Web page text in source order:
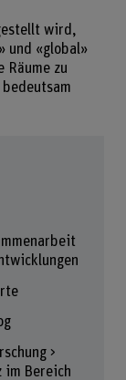
wird,
und «global»
Räume zu
>
im Bereich